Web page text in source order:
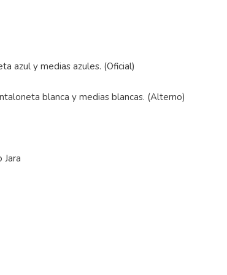
azul y medias azules. (Oficial)
blanca y medias blancas. (Alterno)
Jara
presiones de dirigentes de la Liga Promerica a los árbitros